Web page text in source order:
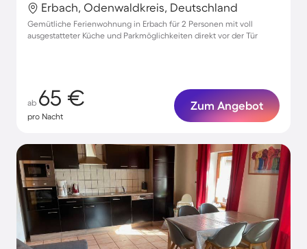
Erbach, Odenwaldkreis, Deutschland
Gemütliche Ferienwohnung in Erbach für 2 Personen mit voll
ausgestatteter Küche und Parkmöglichkeiten direkt vor der Tür
ab 65 €
pro Nacht
Zum Angebot